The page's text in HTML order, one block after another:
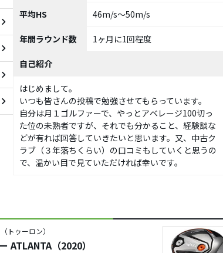
平均HS 46m/s～50m/s
年間ラウンド数 1ヶ月に1回程度
自己紹介
はじめまして。
いつも皆さんの投稿で勉強させてもらっています。
自分は月１ゴルファーで、やっとアベレージ100切っ
た位の未熟者ですが、それでも分かること、経験談な
どが有れば回答していきたいと思います。又、中古ク
ラブ（３年落ちくらい）の口コミもしていくと思うの
で、温かい目で見ていただければ幸いです。
トゥーロン）
ATLANTA（2020）